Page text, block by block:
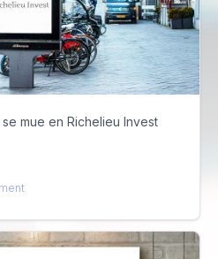
mue en Richelieu Invest